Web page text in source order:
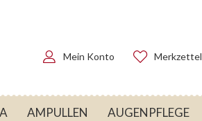
Merkzettel
Mein Konto
AMPULLEN AUGENPFLEGE